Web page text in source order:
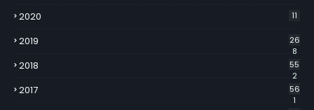
2020 11
2019
26
8
2018
55
2
2017
56
1